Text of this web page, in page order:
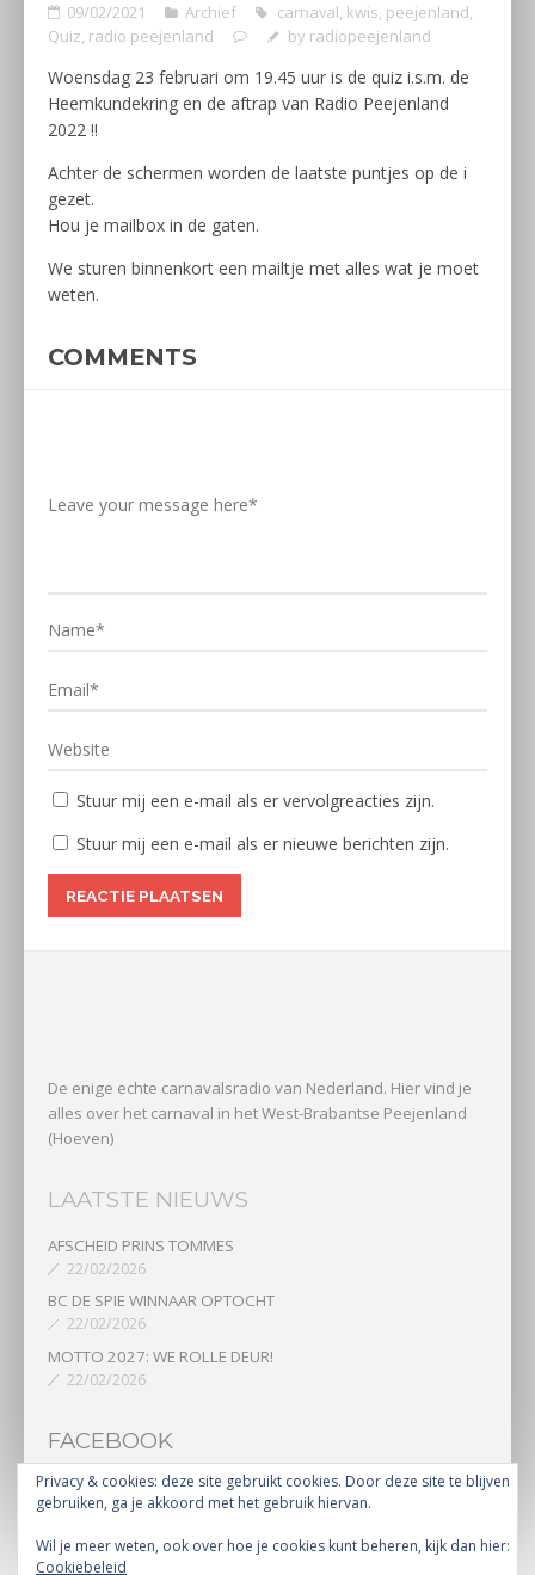
09/02/2021 Archief carnaval, kwis, peejenland,
Quiz, radio peejenland by radiopeejenland
Woensdag 23 februari om 19.45 uur is de quiz i.s.m. de
Heemkundekring en de aftrap van Radio Peejenland
2022 !!
Achter de schermen worden de laatste puntjes op de i
gezet.
Hou je mailbox in de gaten.
We sturen binnenkort een mailtje met alles wat je moet
weten.
COMMENTS
Stuur mij een e-mail als er vervolgreacties zijn.
Stuur mij een e-mail als er nieuwe berichten zijn.
De enige echte carnavalsradio van Nederland. Hier vind je
alles over het carnaval in het West-Brabantse Peejenland
(Hoeven)
LAATSTE NIEUWS
AFSCHEID PRINS TOMMES
22/02/2026
BC DE SPIE WINNAAR OPTOCHT
22/02/2026
MOTTO 2027: WE ROLLE DEUR!
22/02/2026
FACEBOOK
copyright 2023 | Radio Peejenland |
Privacy & cookies: deze site gebruikt cookies. Door deze site te blijven
gebruiken, ga je akkoord met het gebruik hiervan.
Wil je meer weten, ook over hoe je cookies kunt beheren, kijk dan hier:
Cookiebeleid